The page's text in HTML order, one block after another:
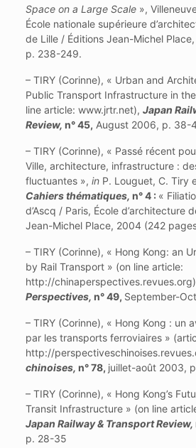
Space on a Large Scale»,
École nationale supérieure
de Lille / Éditions Jean-Michel
p. 238-249.
– TIRY (Corinne), « Urban and
Public Transport Infrastructure in
line article: www.jrtr.net), Japan
Review, n° 45, August 2006, p. 38-
– TIRY (Corinne), « Passé récent
Ville, architecture, infrastructure :
fluctuantes », inP. Louguet, C. Tiry
Cahiers thématiques, n° 4 : «
d’Ascq / Paris, École d’architecture
Jean-Michel Place, 2004 (242
– TIRY (Corinne), « Hong Kong: an
by Rail Transport » (on line article:
http://
Perspectives, n° 49, September-
– TIRY (Corinne), « Hong Kong : un
par les transports ferroviaires »
http://
chinoises, n° 78, juillet-août 2003,
– TIRY (Corinne), « Hong Kong’s
Transit Infrastructure » (on line
Japan Railway & Transport Review,
p. 28-35